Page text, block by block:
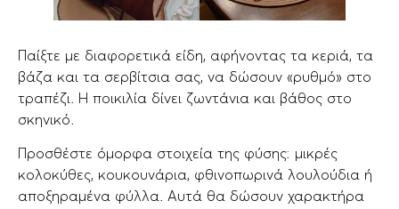
Παίξτε με διαφορετικά είδη, αφήνοντας τα κεριά, τα
βάζα και τα σερβίτσια σας, να δώσουν «ρυθμό» στο
τραπέζι. Η ποικιλία δίνει ζωντάνια και βάθος στο
σκηνικό.
Προσθέστε όμορφα στοιχεία της φύσης: μικρές
κολοκύθες, κουκουνάρια, φθινοπωρινά λουλούδια ή
αποξηραμένα φύλλα. Αυτά θα δώσουν χαρακτήρα